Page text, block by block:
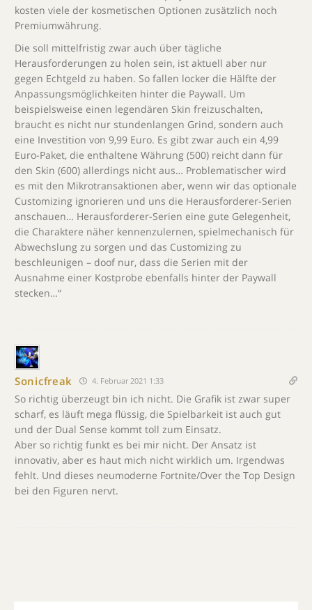
kosten viele der kosmetischen Optionen zusätzlich noch
Premiumwährung.
Die soll mittelfristig zwar auch über tägliche
Herausforderungen zu holen sein, ist aktuell aber nur
gegen Echtgeld zu haben. So fallen locker die Hälfte der
Anpassungsmöglichkeiten hinter die Paywall. Um
beispielsweise einen legendären Skin freizuschalten,
braucht es nicht nur stundenlangen Grind, sondern auch
eine Investition von 9,99 Euro. Es gibt zwar auch ein 4,99
Euro-Paket, die enthaltene Währung (500) reicht dann für
den Skin (600) allerdings nicht aus… Problematischer wird
es mit den Mikrotransaktionen aber, wenn wir das optionale
Customizing ignorieren und uns die Herausforderer-Serien
anschauen… Herausforderer-Serien eine gute Gelegenheit,
die Charaktere näher kennenzulernen, spielmechanisch für
Abwechslung zu sorgen und das Customizing zu
beschleunigen – doof nur, dass die Serien mit der
Ausnahme einer Kostprobe ebenfalls hinter der Paywall
stecken…“
Sonicfreak 4. Februar 2021 1:33
So richtig überzeugt bin ich nicht. Die Grafik ist zwar super
scharf, es läuft mega flüssig, die Spielbarkeit ist auch gut
und der Dual Sense kommt toll zum Einsatz.
Aber so richtig funkt es bei mir nicht. Der Ansatz ist
innovativ, aber es haut mich nicht wirklich um. Irgendwas
fehlt. Und dieses neumoderne Fortnite/Over the Top Design
bei den Figuren nervt.